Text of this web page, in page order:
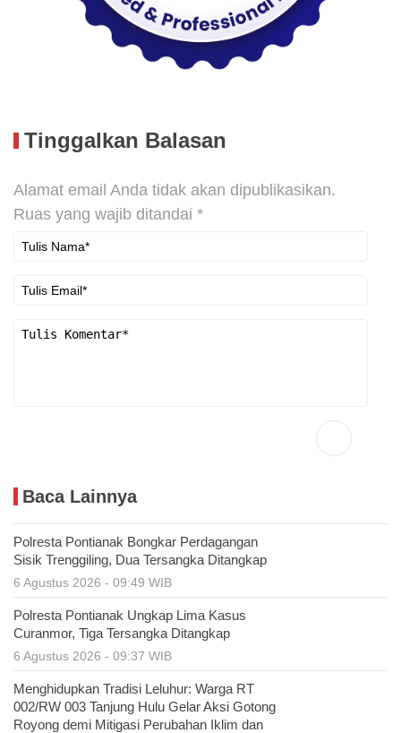
Tinggalkan Balasan
Alamat email Anda tidak akan dipublikasikan.
Ruas yang wajib ditandai *
Baca Lainnya
Polresta Pontianak Bongkar Perdagangan
Sisik Trenggiling, Dua Tersangka Ditangkap
6 Agustus 2026 - 09:49 WIB
Polresta Pontianak Ungkap Lima Kasus
Curanmor, Tiga Tersangka Ditangkap
6 Agustus 2026 - 09:37 WIB
Menghidupkan Tradisi Leluhur: Warga RT
002/RW 003 Tanjung Hulu Gelar Aksi Gotong
Royong demi Mitigasi Perubahan Iklim dan